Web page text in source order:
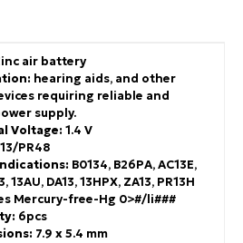
air battery
hearing aids, and other
requiring reliable and
supply.
Voltage: 1.4 V
13/PR48
B0134, B26PA, AC13E,
13AU, DA13, 13HPX, ZA13, PR13H
Mercury-free-Hg 0>#/li###
6pcs
7.9 x 5.4 mm